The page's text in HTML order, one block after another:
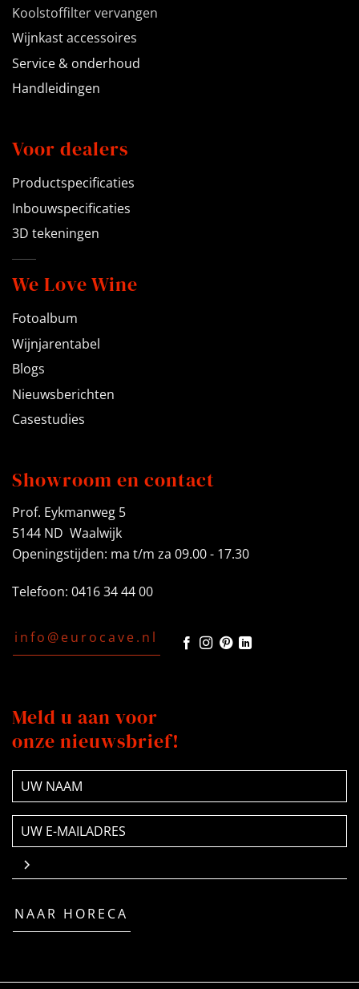
Koolstoffilter vervangen
Wijnkast accessoires
Service & onderhoud
Handleidingen
Voor dealers
Productspecificaties
Inbouwspecificaties
3D tekeningen
We Love Wine
Fotoalbum
Wijnjarentabel
Blogs
Nieuwsberichten
Casestudies
Showroom en contact
Prof. Eykmanweg 5
5144 ND Waalwijk
Openingstijden: ma t/m za 09.00 - 17.30
Telefoon: 0416 34 44 00
info@eurocave.nl
Meld u aan voor
onze nieuwsbrief!
NAAM
(Vereist)
E-
mailadres
(Vereist)
NAAR HORECA